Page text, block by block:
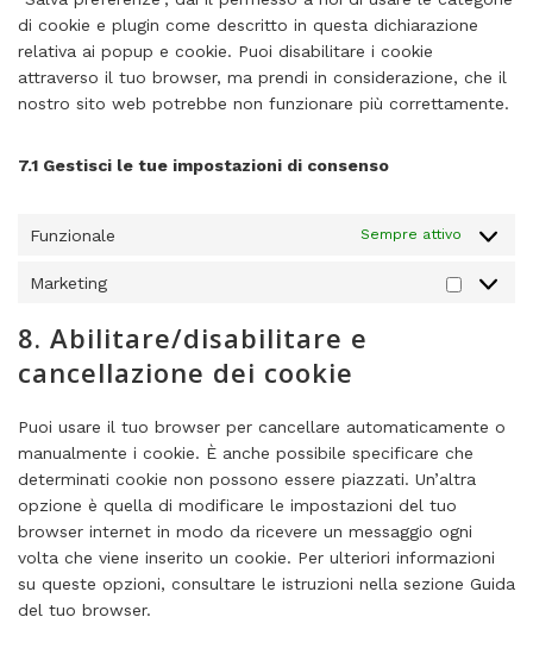
di cookie e plugin come descritto in questa dichiarazione
relativa ai popup e cookie. Puoi disabilitare i cookie
attraverso il tuo browser, ma prendi in considerazione, che il
nostro sito web potrebbe non funzionare più correttamente.
7.1 Gestisci le tue impostazioni di consenso
Funzionale Sempre attivo
Marketing
8. Abilitare/disabilitare e
cancellazione dei cookie
Puoi usare il tuo browser per cancellare automaticamente o
manualmente i cookie. È anche possibile specificare che
determinati cookie non possono essere piazzati. Un’altra
opzione è quella di modificare le impostazioni del tuo
browser internet in modo da ricevere un messaggio ogni
volta che viene inserito un cookie. Per ulteriori informazioni
su queste opzioni, consultare le istruzioni nella sezione Guida
del tuo browser.